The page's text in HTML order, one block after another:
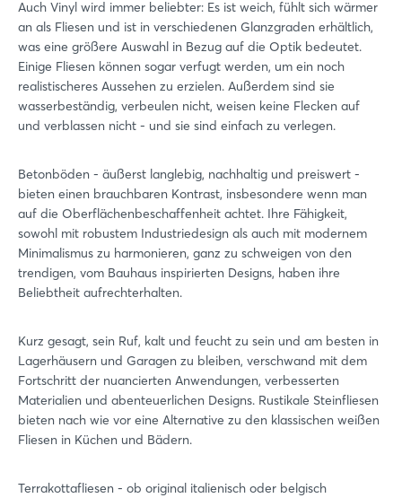
Auch Vinyl wird immer beliebter: Es ist weich, fühlt sich wärmer
an als Fliesen und ist in verschiedenen Glanzgraden erhältlich,
was eine größere Auswahl in Bezug auf die Optik bedeutet.
Einige Fliesen können sogar verfugt werden, um ein noch
realistischeres Aussehen zu erzielen. Außerdem sind sie
wasserbeständig, verbeulen nicht, weisen keine Flecken auf
und verblassen nicht - und sie sind einfach zu verlegen.
Betonböden - äußerst langlebig, nachhaltig und preiswert -
bieten einen brauchbaren Kontrast, insbesondere wenn man
auf die Oberflächenbeschaffenheit achtet. Ihre Fähigkeit,
sowohl mit robustem Industriedesign als auch mit modernem
Minimalismus zu harmonieren, ganz zu schweigen von den
trendigen, vom Bauhaus inspirierten Designs, haben ihre
Beliebtheit aufrechterhalten.
Kurz gesagt, sein Ruf, kalt und feucht zu sein und am besten in
Lagerhäusern und Garagen zu bleiben, verschwand mit dem
Fortschritt der nuancierten Anwendungen, verbesserten
Materialien und abenteuerlichen Designs. Rustikale Steinfliesen
bieten nach wie vor eine Alternative zu den klassischen weißen
Fliesen in Küchen und Bädern.
Terrakottafliesen - ob original italienisch oder belgisch
Login
Einloggen
Passwort vergessen?
Noch nicht angemeldet?
Jetzt registrieren